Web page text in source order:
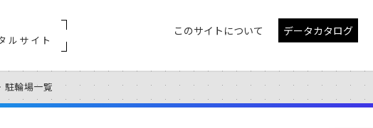
ルサイト
このサイトについて データカタログ
駐輪場一覧